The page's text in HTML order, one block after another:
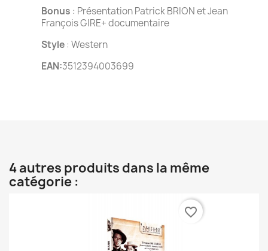
Bonus : Présentation Patrick BRION et Jean
François GIRE+ documentaire
Style: Western
EAN:3512394003699
4 autres produits dans la même
catégorie :
favorite_border